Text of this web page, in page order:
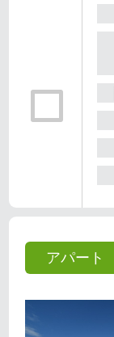
アパート